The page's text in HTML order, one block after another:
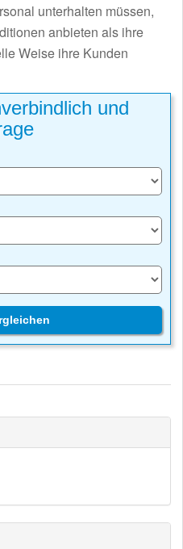
unterhalten müssen,
anbieten als ihre
Weise ihre Kunden
und